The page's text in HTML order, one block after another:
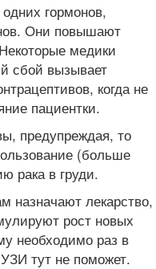
гормонов,
Они повышают
медики
сбой вызывает
когда не
пациентки.
предупреждая, то
(больше
рака в груди.
назначают лекарство,
рост новых
необходимо раз в
тут не поможет.